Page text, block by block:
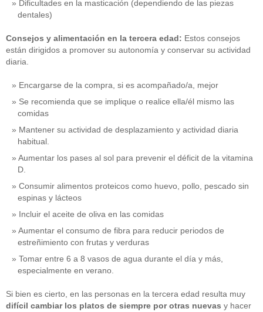
Dificultades en la masticación (dependiendo de las piezas
dentales)
Consejos y alimentación en la tercera edad: Estos consejos
están dirigidos a promover su autonomía y conservar su actividad
diaria.
Encargarse de la compra, si es acompañado/a, mejor
Se recomienda que se implique o realice ella/él mismo las
comidas
Mantener su actividad de desplazamiento y actividad diaria
habitual.
Aumentar los pases al sol para prevenir el déficit de la vitamina
D.
Consumir alimentos proteicos como huevo, pollo, pescado sin
espinas y lácteos
Incluir el aceite de oliva en las comidas
Aumentar el consumo de fibra para reducir periodos de
estreñimiento con frutas y verduras
Tomar entre 6 a 8 vasos de agua durante el día y más,
especialmente en verano.
Si bien es cierto, en las personas en la tercera edad resulta muy
difícil cambiar los platos de siempre por otras nuevas y hacer